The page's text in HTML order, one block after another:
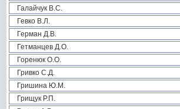
Галайчук В.С.
Гевко В.Л.
Герман Д.В.
Гетманцев Д.О.
Горенюк О.О.
Гривко С.Д.
Гришина Ю.М.
Грищук Р.П.